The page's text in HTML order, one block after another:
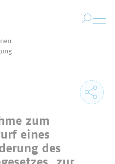
zum
eines
des